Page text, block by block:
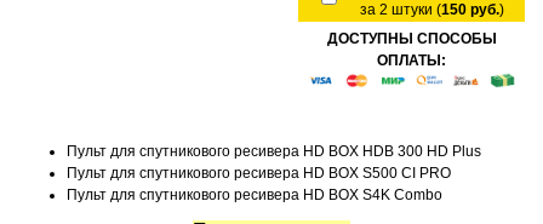
за 2 штуки (150 руб.)
ДОСТУПНЫ СПОСОБЫ
ОПЛАТЫ:
Пульт для спутникового ресивера HD BOX HDB 300 HD Plus
Пульт для спутникового ресивера HD BOX S500 CI PRO
Пульт для спутникового ресивера HD BOX S4K Combo